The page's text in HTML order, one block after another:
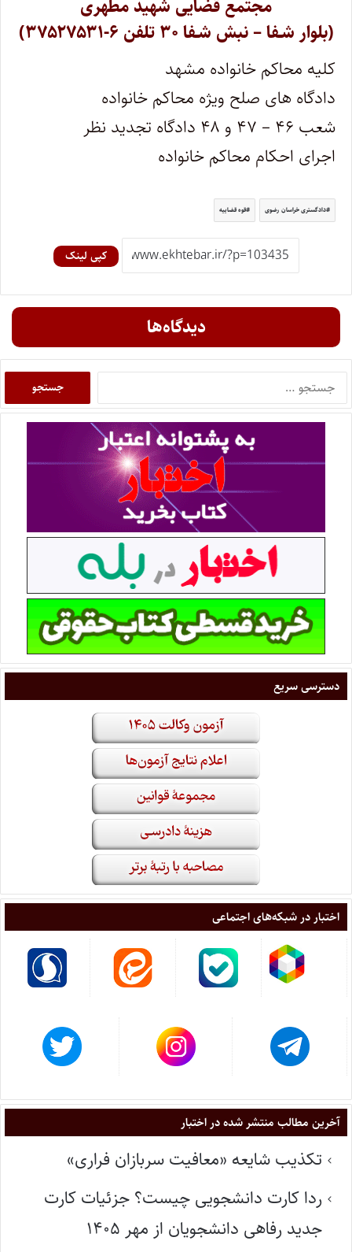
مجتمع قضایی شهید مطهری
(بلوار شـفا – نبش شـفا ۳۰ تلفن ۶-۳۷۵۲۷۵۳۱)
کلیه محاکم خانواده مشهد
دادگاه های صلح ویژه محاکم خانواده
شعب ۴۶ – ۴۷ و ۴۸ دادگاه تجدید نظر
اجرای احکام محاکم خانواده
دادگستری خراسان رضوی قوه قضاییه
کپی لینک
دیدگاه‌ها
دسترسی سریع
اختبار در شبکه‌های اجتماعی
آخرین مطالب منتشر شده در اختبار
تکذیب شایعه «معافیت سربازان فراری»
ردا کارت دانشجویی چیست؟ جزئیات کارت
جدید رفاهی دانشجویان از مهر ۱۴۰۵